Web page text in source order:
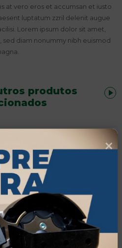
at vero eros et accumsan et iusto
luptatum zzril delenit augue
Lorem ipsum dolor sit amet,
diam nonummy nibh euismod
produtos